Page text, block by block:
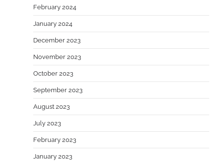
February 2024
January 2024
December 2023
November 2023
October 2023
September 2023
August 2023
July 2023
February 2023
January 2023